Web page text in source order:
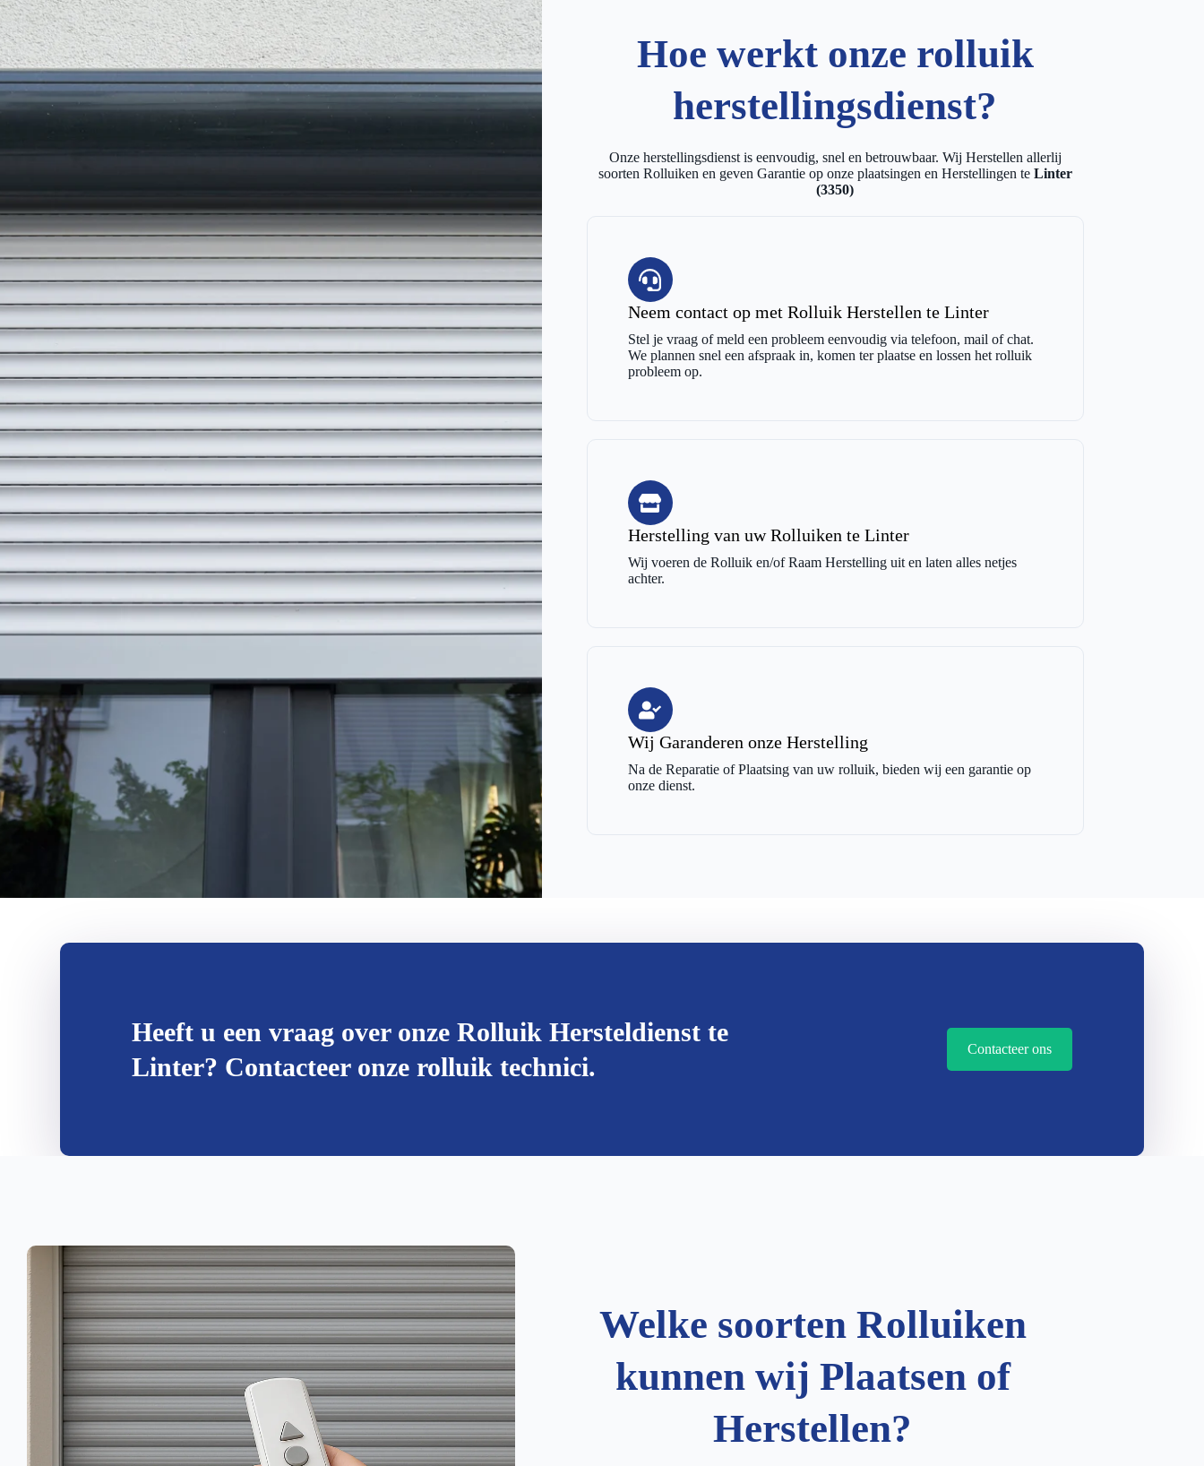
Hoe werkt onze rolluik
herstellingsdienst?
Onze herstellingsdienst is eenvoudig, snel en betrouwbaar. Wij Herstellen allerlij
soorten Rolluiken en geven Garantie op onze plaatsingen en Herstellingen te Linter
(3350)
Neem contact op met Rolluik Herstellen te Linter
Stel je vraag of meld een probleem eenvoudig via telefoon, mail of chat.
We plannen snel een afspraak in, komen ter plaatse en lossen het rolluik
probleem op.
Herstelling van uw Rolluiken te Linter
Wij voeren de Rolluik en/of Raam Herstelling uit en laten alles netjes
achter.
Wij Garanderen onze Herstelling
Na de Reparatie of Plaatsing van uw rolluik, bieden wij een garantie op
onze dienst.
Heeft u een vraag over onze Rolluik Hersteldienst te
Linter? Contacteer onze rolluik technici.
Contacteer ons
Welke soorten Rolluiken
kunnen wij Plaatsen of
Herstellen?